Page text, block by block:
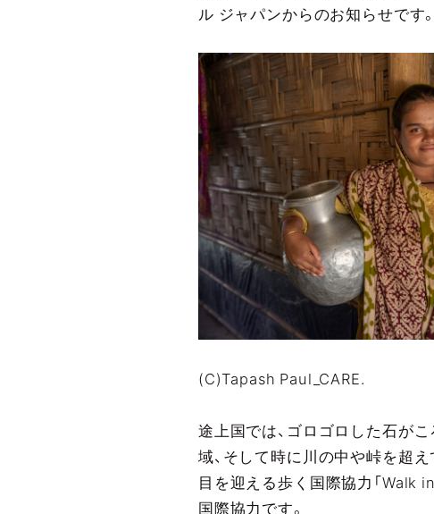
ル ジャパンからのお知らせです。
(C)Tapash Paul_CARE.
途上国では、ゴロゴロした石が
域、そして時に川の中や峠を超
目を迎える歩く国際協力「Walk
国際協力です。